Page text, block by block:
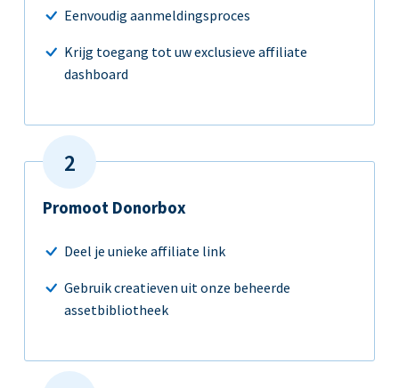
Eenvoudig aanmeldingsproces
Krijg toegang tot uw exclusieve affiliate
dashboard
Promoot Donorbox
Deel je unieke affiliate link
Gebruik creatieven uit onze beheerde
assetbibliotheek